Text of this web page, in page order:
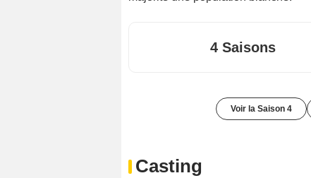
4 Saisons
Voir la Saison 4
Casting